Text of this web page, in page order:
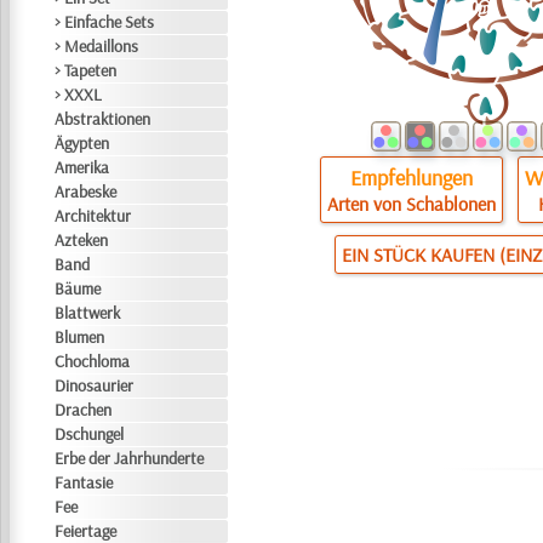
> Einfache Sets
> Medaillons
> Tapeten
> XXXL
Abstraktionen
Ägypten
Amerika
Arabeske
Architektur
Azteken
Band
Bäume
Blattwerk
Blumen
Chochloma
Dinosaurier
Drachen
Dschungel
Erbe der Jahrhunderte
Fantasie
Fee
Feiertage
Empfehlungen
Arten von Schablonen
EIN STÜCK KAUFEN